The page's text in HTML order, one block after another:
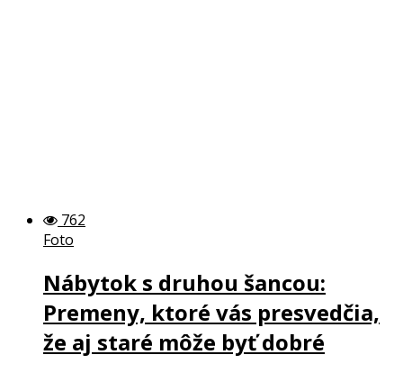
762
Foto
Nábytok s druhou šancou:
Premeny, ktoré vás presvedčia,
že aj staré môže byť dobré